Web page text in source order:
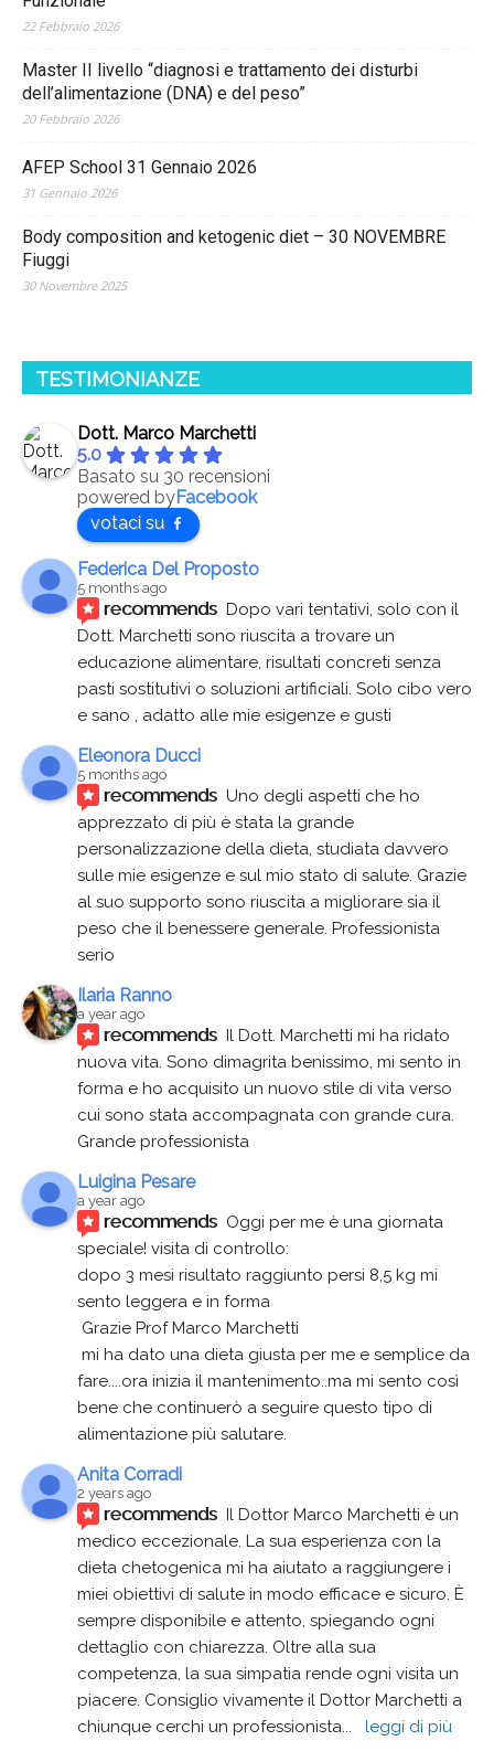
22 Febbraio 2026
Master II livello “diagnosi e trattamento dei disturbi
dell’alimentazione (DNA) e del peso”
20 Febbraio 2026
AFEP School 31 Gennaio 2026
31 Gennaio 2026
Body composition and ketogenic diet – 30 NOVEMBRE
Fiuggi
30 Novembre 2025
TESTIMONIANZE
Dott. Marco Marchetti
5.0
Basato su 30 recensioni
powered byFacebook
votaci su
Federica Del Proposto
5 months ago
recommends Dopo vari tentativi, solo con il
Dott. Marchetti sono riuscita a trovare un
educazione alimentare, risultati concreti senza
pasti sostitutivi o soluzioni artificiali. Solo cibo vero
e sano , adatto alle mie esigenze e gusti
Eleonora Ducci
5 months ago
recommends Uno degli aspetti che ho
apprezzato di più è stata la grande
personalizzazione della dieta, studiata davvero
sulle mie esigenze e sul mio stato di salute. Grazie
al suo supporto sono riuscita a migliorare sia il
peso che il benessere generale. Professionista
serio
Ilaria Ranno
a year ago
recommends Il Dott. Marchetti mi ha ridato
nuova vita. Sono dimagrita benissimo, mi sento in
forma e ho acquisito un nuovo stile di vita verso
cui sono stata accompagnata con grande cura.
Grande professionista
Luigina Pesare
a year ago
recommends Oggi per me è una giornata
speciale! visita di controllo:
dopo 3 mesi risultato raggiunto persi 8,5 kg mi
sento leggera e in forma
Grazie Prof Marco Marchetti
fare....ora inizia il mantenimento..ma mi sento così
bene che continuerò a seguire questo tipo di
alimentazione più salutare.
Anita Corradi
2 years ago
recommends Il Dottor Marco Marchetti è un
medico eccezionale. La sua esperienza con la
dieta chetogenica mi ha aiutato a raggiungere i
miei obiettivi di salute in modo efficace e sicuro. È
sempre disponibile e attento, spiegando ogni
dettaglio con chiarezza. Oltre alla sua
competenza, la sua simpatia rende ogni visita un
piacere. Consiglio vivamente il Dottor Marchetti a
chiunque cerchi un professionista
leggi di più